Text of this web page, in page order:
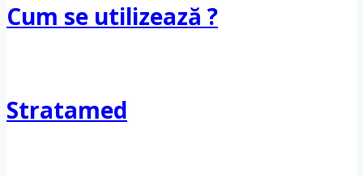
Cum se utilizează ?
Stratamed